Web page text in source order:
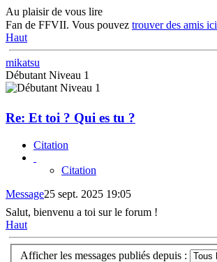
Au plaisir de vous lire
Fan de FFVII. Vous pouvez trouver des amis ici
Haut
mikatsu
Débutant Niveau 1
Re: Et toi ? Qui es tu ?
Citation
Citation
Message25 sept. 2025 19:05
Salut, bienvenu a toi sur le forum !
Haut
Afficher les messages publiés depuis :